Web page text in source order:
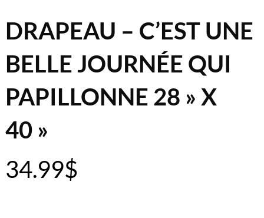
DRAPEAU – C’EST UNE
BELLE JOURNÉE QUI
PAPILLONNE 28 » X
40 »
34.99$